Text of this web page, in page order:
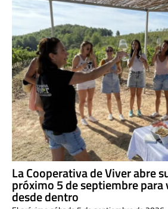
La Cooperativa de Viver abre
próximo 5 de septiembre
desde dentro